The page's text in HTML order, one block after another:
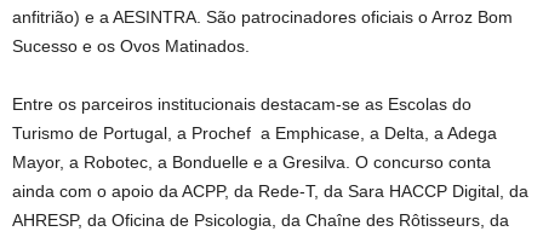
anfitrião) e a AESINTRA. São patrocinadores oficiais o Arroz Bom
Sucesso e os Ovos Matinados.
Entre os parceiros institucionais destacam-se as Escolas do
Turismo de Portugal, a Prochef a Emphicase, a Delta, a Adega
Mayor, a Robotec, a Bonduelle e a Gresilva. O concurso conta
ainda com o apoio da ACPP, da Rede-T, da Sara HACCP Digital, da
AHRESP, da Oficina de Psicologia, da Chaîne des Rôtisseurs, da